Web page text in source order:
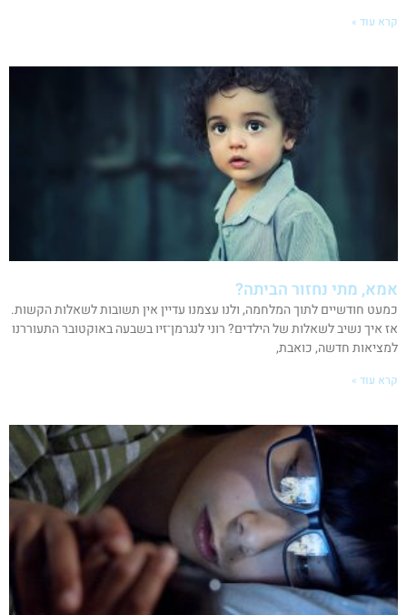
קרא עוד »
אמא, מתי נחזור הביתה?
כמעט חודשיים לתוך המלחמה, ולנו עצמנו עדיין אין תשובות לשאלות הקשות.
אז איך נשיב לשאלות של הילדים? רוני לנגרמן־זיו בשבעה באוקטובר התעוררנו
למציאות חדשה, כואבת,
קרא עוד »